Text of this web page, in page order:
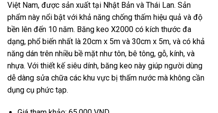
Việt Nam, được sản xuất tại Nhật Bản và Thái Lan. Sản
phẩm này nổi bật với khả năng chống thấm hiệu quả và độ
bền lên đến 10 năm. Băng keo X2000 có kích thước đa
dạng, phổ biến nhất là 20cm x 5m và 30cm x 5m, và có khả
năng dán trên nhiều bề mặt như tôn, bê tông, gỗ, kính, và
nhựa. Với thiết kế siêu dính, băng keo này giúp người dùng
dễ dàng sửa chữa các khu vực bị thấm nước mà không cần
dụng cụ phức tạp.